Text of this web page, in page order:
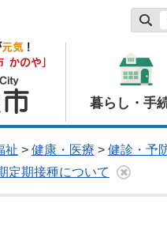
暮らし・手
祉 > 健康・医療 > 健診・予
定期接種について